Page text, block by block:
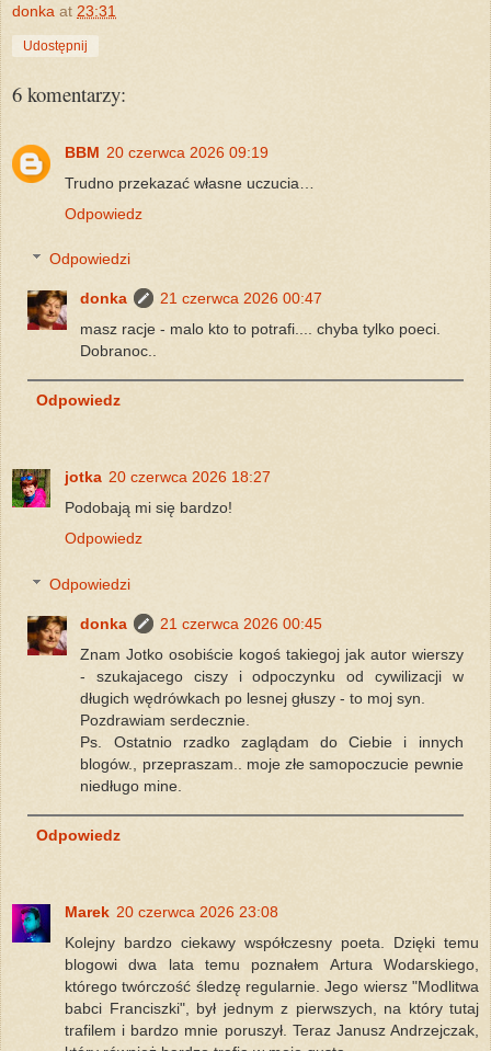
donka at 23:31
Udostępnij
6 komentarzy:
BBM 20 czerwca 2026 09:19
Trudno przekazać własne uczucia…
Odpowiedz
Odpowiedzi
donka
21 czerwca 2026 00:47
masz racje - malo kto to potrafi.... chyba tylko poeci.
Dobranoc..
Odpowiedz
jotka 20 czerwca 2026 18:27
Podobają mi się bardzo!
Odpowiedz
Odpowiedzi
donka
21 czerwca 2026 00:45
Znam Jotko osobiście kogoś takiegoj jak autor wierszy
- szukajacego ciszy i odpoczynku od cywilizacji w
długich wędrówkach po lesnej głuszy - to moj syn.
Pozdrawiam serdecznie.
Ps. Ostatnio rzadko zaglądam do Ciebie i innych
blogów., przepraszam.. moje złe samopoczucie pewnie
niedługo mine.
Odpowiedz
Marek 20 czerwca 2026 23:08
Kolejny bardzo ciekawy współczesny poeta. Dzięki temu
blogowi dwa lata temu poznałem Artura Wodarskiego,
którego twórczość śledzę regularnie. Jego wiersz "Modlitwa
babci Franciszki", był jednym z pierwszych, na który tutaj
trafilem i bardzo mnie poruszył. Teraz Janusz Andrzejczak,